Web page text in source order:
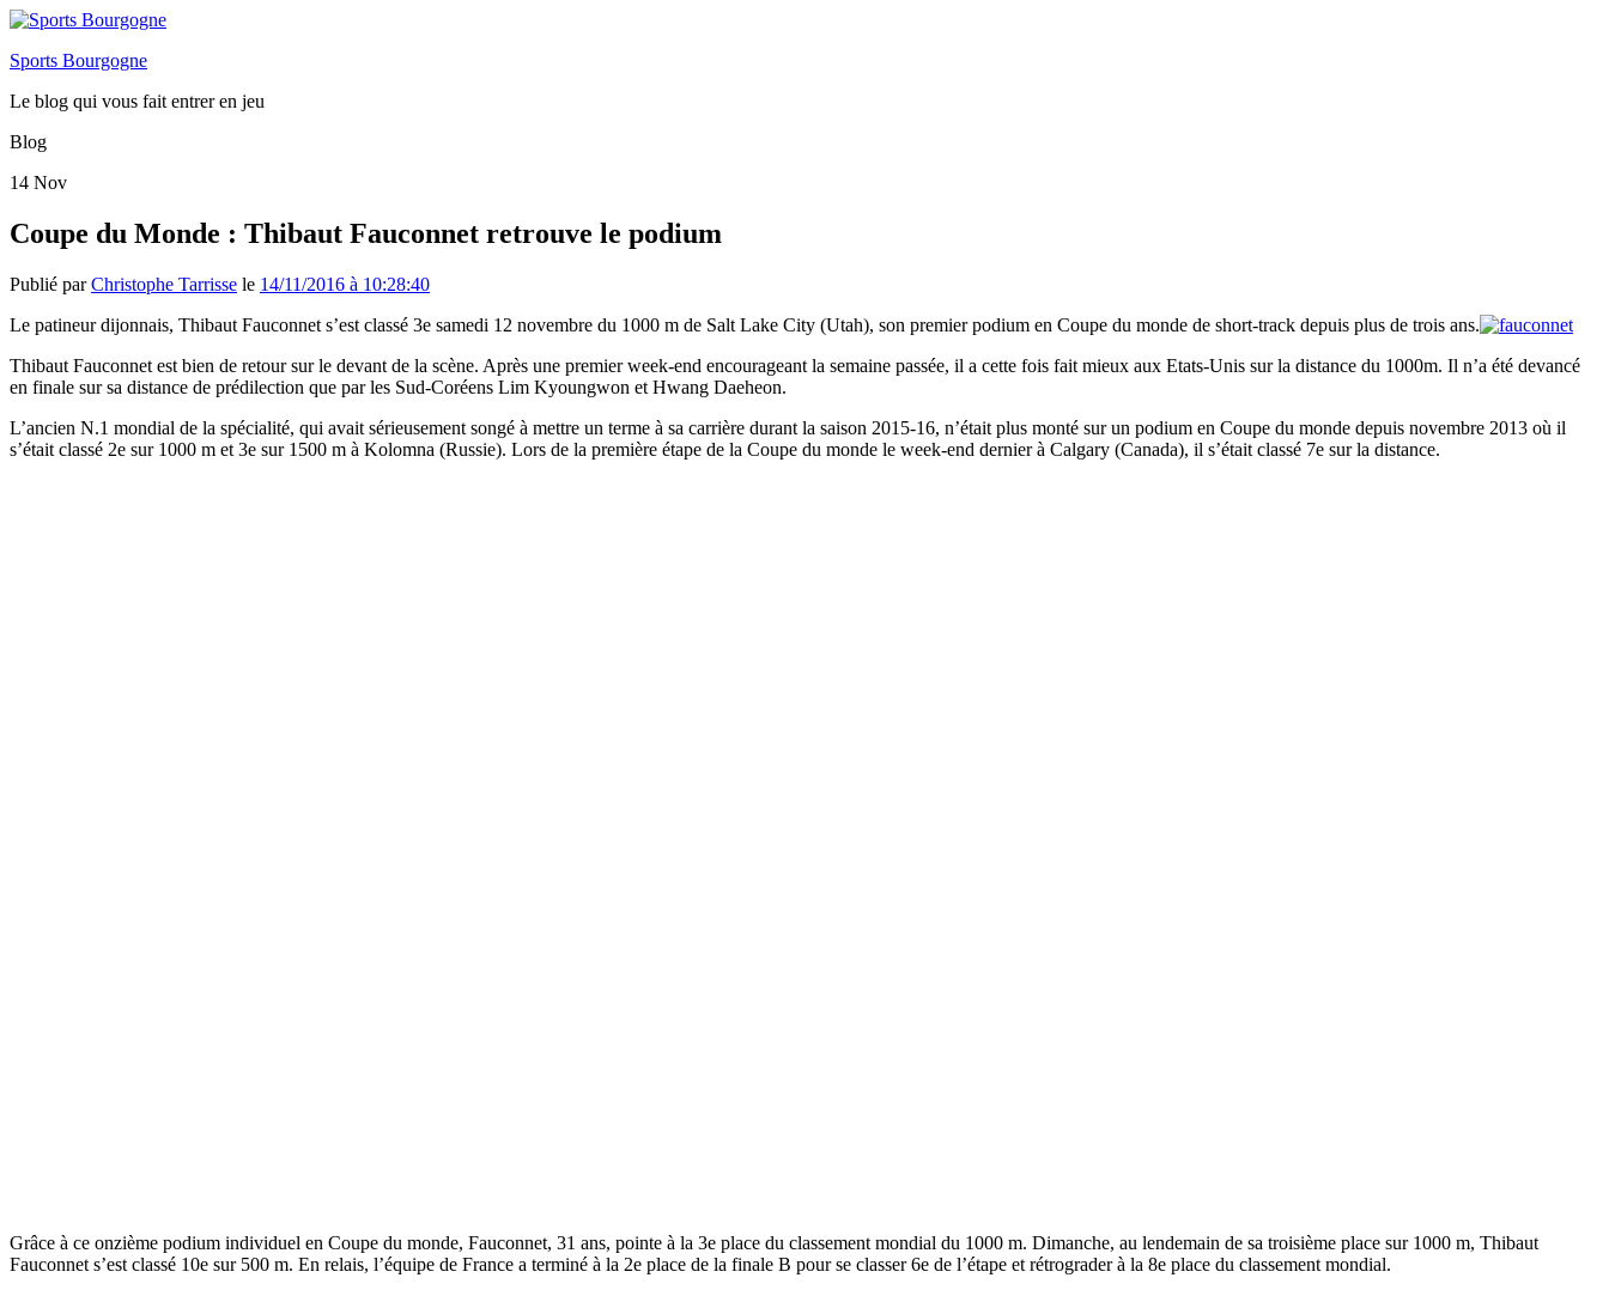
Sports Bourgogne
Le blog qui vous fait entrer en jeu
Blog
14 Nov
Coupe du Monde : Thibaut Fauconnet retrouve le podium
Publié parChristophe Tarrisse le 14/11/2016 à 10:28:40
Le patineur dijonnais, Thibaut Fauconnet s’est classé 3e samedi 12 novembre du 1000 m de Salt Lake City (Utah), son premier podium en Coupe du monde de short-track depuis plus de trois ans.
Thibaut Fauconnet est bien de retour sur le devant de la scène. Après une premier week-end encourageant la semaine passée, il a cette fois fait mieux aux Etats-Unis sur la distance du 1000m. Il n’a été devancé
en finale sur sa distance de prédilection que par les Sud-Coréens Lim Kyoungwon et Hwang Daeheon.
L’ancien N.1 mondial de la spécialité, qui avait sérieusement songé à mettre un terme à sa carrière durant la saison 2015-16, n’était plus monté sur un podium en Coupe du monde depuis novembre 2013 où il
s’était classé 2e sur 1000 m et 3e sur 1500 m à Kolomna (Russie). Lors de la première étape de la Coupe du monde le week-end dernier à Calgary (Canada), il s’était classé 7e sur la distance.
Grâce à ce onzième podium individuel en Coupe du monde, Fauconnet, 31 ans, pointe à la 3e place du classement mondial du 1000 m. Dimanche, au lendemain de sa troisième place sur 1000 m, Thibaut
Fauconnet s’est classé 10e sur 500 m. En relais, l’équipe de France a terminé à la 2e place de la finale B pour se classer 6e de l’étape et rétrograder à la 8e place du classement mondial.